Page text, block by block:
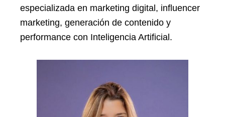
especializada en marketing digital, influencer
marketing, generación de contenido y
performance con Inteligencia Artificial.